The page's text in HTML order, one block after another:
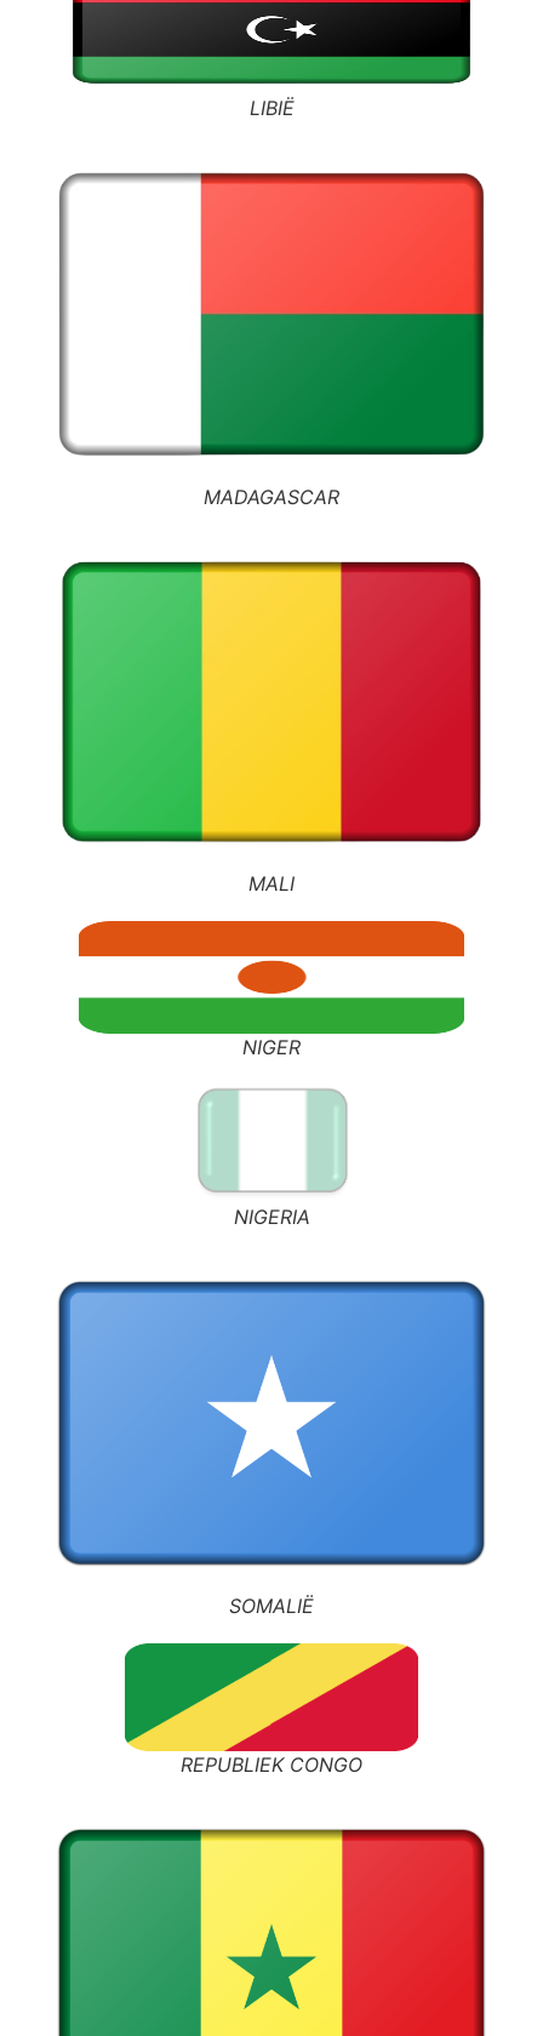
LIBIË
MADAGASCAR
MALI
NIGER
NIGERIA
SOMALIË
REPUBLIEK CONGO